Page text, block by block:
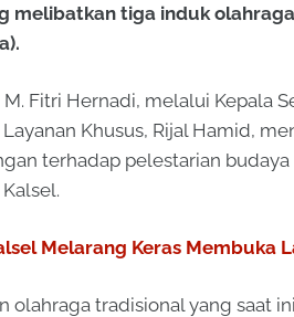
melibatkan tiga induk
Fitri Hernadi, melalui Kepala
Khusus, Rijal Hamid,
terhadap pelestarian
Melarang Keras Membuka
olahraga tradisional yang saat